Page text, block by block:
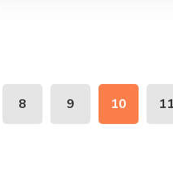
8 9 10 11